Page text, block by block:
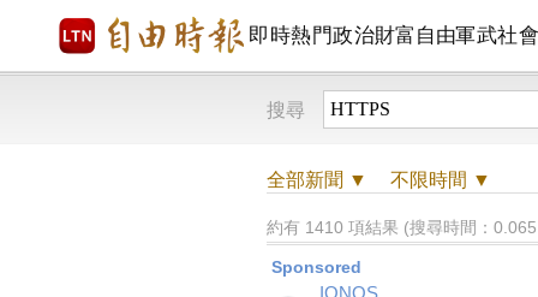
即時熱門政治財富自由軍武社
搜尋
全部新聞 ▼ 不限時間 ▼
約有 1410 項結果 (搜尋時間：